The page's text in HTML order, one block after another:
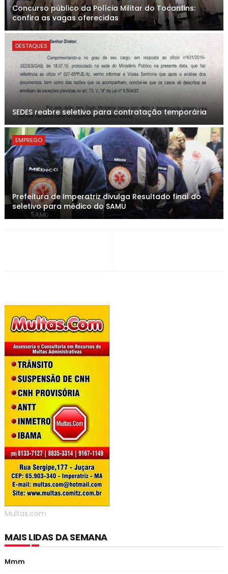
Concurso público da Polícia Militar do Tocantins:
confira as vagas oferecidas
DESTAQUES
SEDES reabre seletivo para contratação temporária
EMPREGO
Prefeitura de Imperatriz divulga Resultado final do
seletivo para médico do SAMU
Multas.com
MAIS LIDAS DA SEMANA
Mmm